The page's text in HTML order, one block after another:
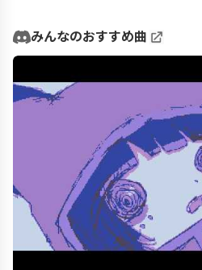
みんなのおすすめ曲